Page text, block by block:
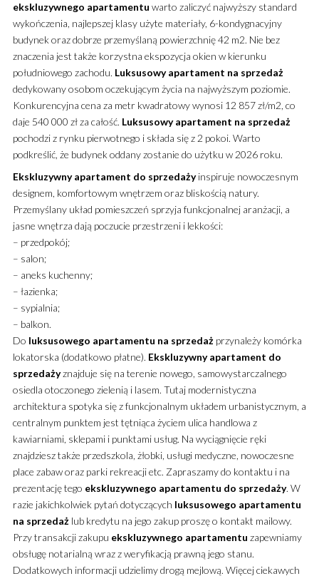
ekskluzywnego apartamentu warto zaliczyć najwyższy standard
wykończenia, najlepszej klasy użyte materiały, 6-kondygnacyjny
budynek oraz dobrze przemyślaną powierzchnię 42 m2. Nie bez
znaczenia jest także korzystna ekspozycja okien w kierunku
południowego zachodu. Luksusowy apartament na sprzedaż
dedykowany osobom oczekującym życia na najwyższym poziomie.
Konkurencyjna cena za metr kwadratowy wynosi 12 857 zł/m2, co
daje 540 000 zł za całość. Luksusowy apartament na sprzedaż
pochodzi z rynku pierwotnego i składa się z 2 pokoi. Warto
podkreślić, że budynek oddany zostanie do użytku w 2026 roku.
Ekskluzywny apartament do sprzedażyinspiruje nowoczesnym
designem, komfortowym wnętrzem oraz bliskością natury.
Przemyślany układ pomieszczeń sprzyja funkcjonalnej aranżacji, a
jasne wnętrza dają poczucie przestrzeni i lekkości:
– przedpokój;
– salon;
– aneks kuchenny;
– łazienka;
– sypialnia;
– balkon.
Do luksusowego apartamentu na sprzedażprzynależy komórka
lokatorska (dodatkowo płatne). Ekskluzywny apartament do
sprzedażyznajduje się na terenie nowego, samowystarczalnego
osiedla otoczonego zielenią i lasem. Tutaj modernistyczna
architektura spotyka się z funkcjonalnym układem urbanistycznym, a
centralnym punktem jest tętniąca życiem ulica handlowa z
kawiarniami, sklepami i punktami usług. Na wyciągnięcie ręki
znajdziesz także przedszkola, żłobki, usługi medyczne, nowoczesne
place zabaw oraz parki rekreacji etc. Zapraszamy do kontaktu i na
prezentację tego ekskluzywnego apartamentu do sprzedaży. W
razie jakichkolwiek pytań dotyczących luksusowego apartamentu
na sprzedażlub kredytu na jego zakup proszę o kontakt mailowy.
Przy transakcji zakupu ekskluzywnego apartamentu zapewniamy
obsługę notarialną wraz z weryfikacją prawną jego stanu.
Dodatkowych informacji udzielimy drogą mejlową. Więcej ciekawych